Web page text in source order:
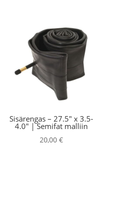
Sisärengas – 27.5″ x 3.5-
4.0″ | Semifat malliin
20,00 €